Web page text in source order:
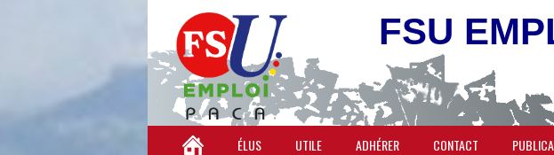
FSU
ÉLUS UTILE ADHÉRER CONTACT